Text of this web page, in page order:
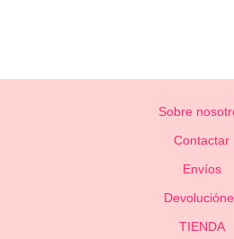
Sobre
Contactar
Envíos
TIENDA